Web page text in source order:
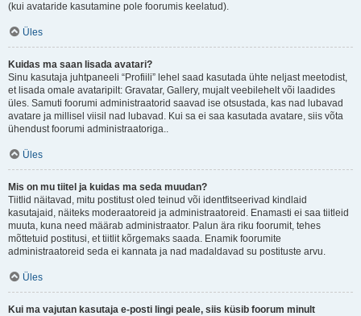
(kui avataride kasutamine pole foorumis keelatud).
Üles
Kuidas ma saan lisada avatari?
Sinu kasutaja juhtpaneeli “Profiili” lehel saad kasutada ühte neljast meetodist,
et lisada omale avataripilt: Gravatar, Gallery, mujalt veebilehelt või laadides
üles. Samuti foorumi administraatorid saavad ise otsustada, kas nad lubavad
avatare ja millisel viisil nad lubavad. Kui sa ei saa kasutada avatare, siis võta
ühendust foorumi administraatoriga..
Üles
Mis on mu tiitel ja kuidas ma seda muudan?
Tiitlid näitavad, mitu postitust oled teinud või identfitseerivad kindlaid
kasutajaid, näiteks moderaatoreid ja administraatoreid. Enamasti ei saa tiitleid
muuta, kuna need määrab administraator. Palun ära riku foorumit, tehes
mõttetuid postitusi, et tiitlit kõrgemaks saada. Enamik foorumite
administraatoreid seda ei kannata ja nad madaldavad su postituste arvu.
Üles
Kui ma vajutan kasutaja e-posti lingi peale, siis küsib foorum minult